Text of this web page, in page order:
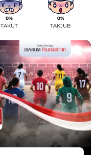
0%
TAKUT
0%
TAKJUB